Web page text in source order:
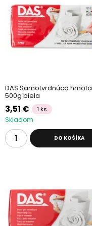
DAS Samotvrdnúca hmota
500g biela
3,51 € 1 ks
Skladom
DO KOŠÍKA